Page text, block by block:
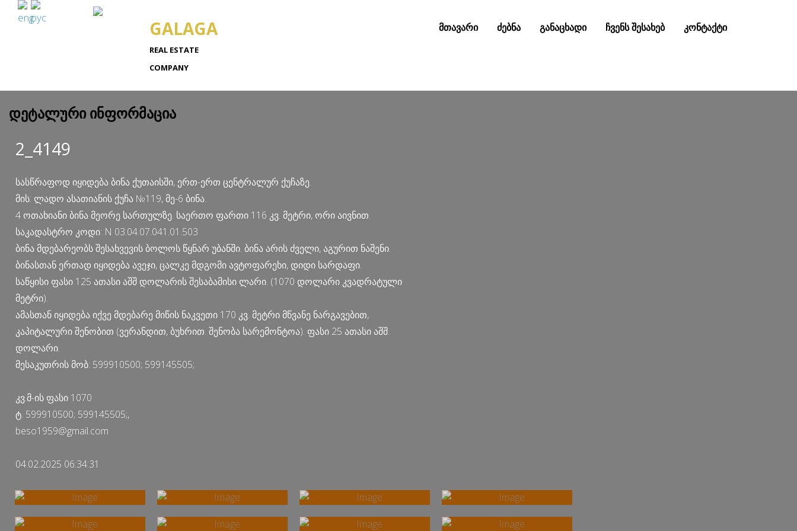
GALAGA
REAL ESTATE
COMPANY
მთავარი ძებნა განაცხადი ჩვენს შესახებ კონტაქტი
დეტალური ინფორმაცია
2_4149
სასწრაფოდ იყიდება ბინა ქუთაისში, ერთ-ერთ ცენტრალურ ქუჩაზე.
მის: ლადო ასათიანის ქუჩა №119, მე-6 ბინა.
4 ოთახიანი ბინა მეორე სართულზე. საერთო ფართი 116 კვ. მეტრი, ორი აივნით.
საკადასტრო კოდი: N 03.04.07.041.01.503
ბინა მდებარეობს შესახვევის ბოლოს წყნარ უბანში. ბინა არის ძველი, აგურით ნაშენი.
ბინასთან ერთად იყიდება ავეჯი, ცალკე მდგომი ავტოფარეხი, დიდი სარდაფი.
საწყისი ფასი 125 ათასი აშშ დოლარის შესაბამისი ლარი. (1070 დოლარი კვადრატული
მეტრი).
ამასთან იყიდება იქვე მდებარე მიწის ნაკვეთი 170 კვ. მეტრი მწვანე ნარგავებით,
კაპიტალური შენობით (ვერანდით, ბუხრით. შენობა სარემონტოა). ფასი 25 ათასი აშშ.
დოლარი.
მესაკუთრის მობ: 599910500; 599145505;
კვ.მ-ის ფასი 1070
ტ. 599910500; 599145505;,
beso1959@gmail.com
04.02.2025 06:34:31